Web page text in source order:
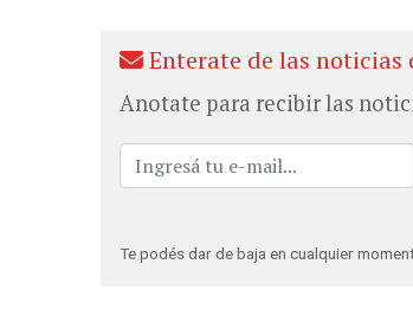
Enterate de las noticias
Anotate para recibir las
Te podés dar de baja en cualquier